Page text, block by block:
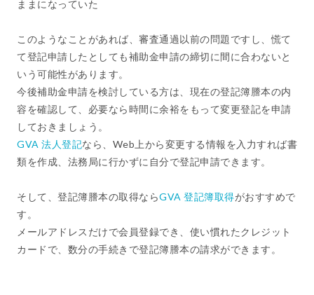
ままになっていた
このようなことがあれば、審査通過以前の問題ですし、慌て
て登記申請したとしても補助金申請の締切に間に合わないと
いう可能性があります。
今後補助金申請を検討している方は、現在の登記簿謄本の内
容を確認して、必要なら時間に余裕をもって変更登記を申請
しておきましょう。
GVA 法人登記なら、Web上から変更する情報を入力すれば書
類を作成、法務局に行かずに自分で登記申請できます。
そして、登記簿謄本の取得ならGVA 登記簿取得がおすすめで
す。
メールアドレスだけで会員登録でき、使い慣れたクレジット
カードで、数分の手続きで登記簿謄本の請求ができます。